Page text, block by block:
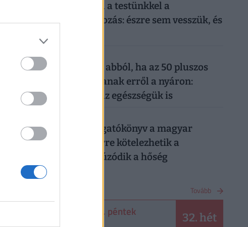
Sokkoló, mit művel a testünkkel a
mindennapi mobilozás: észre sem vesszük, és
2026. augusztus 6.
Komoly baj is lehet abból, ha az 50 pluszos
magyarok lemondanak erről a nyáron:
könnyen rámehet az egészségük is
Készül a válságforgatókönyv a magyar
munkahelyeken: erre kötelezhetik a
dolgozókat, ha elhúzódik a hőség
Tovább
2026. augusztus 7. péntek
Ibolya 32. hét